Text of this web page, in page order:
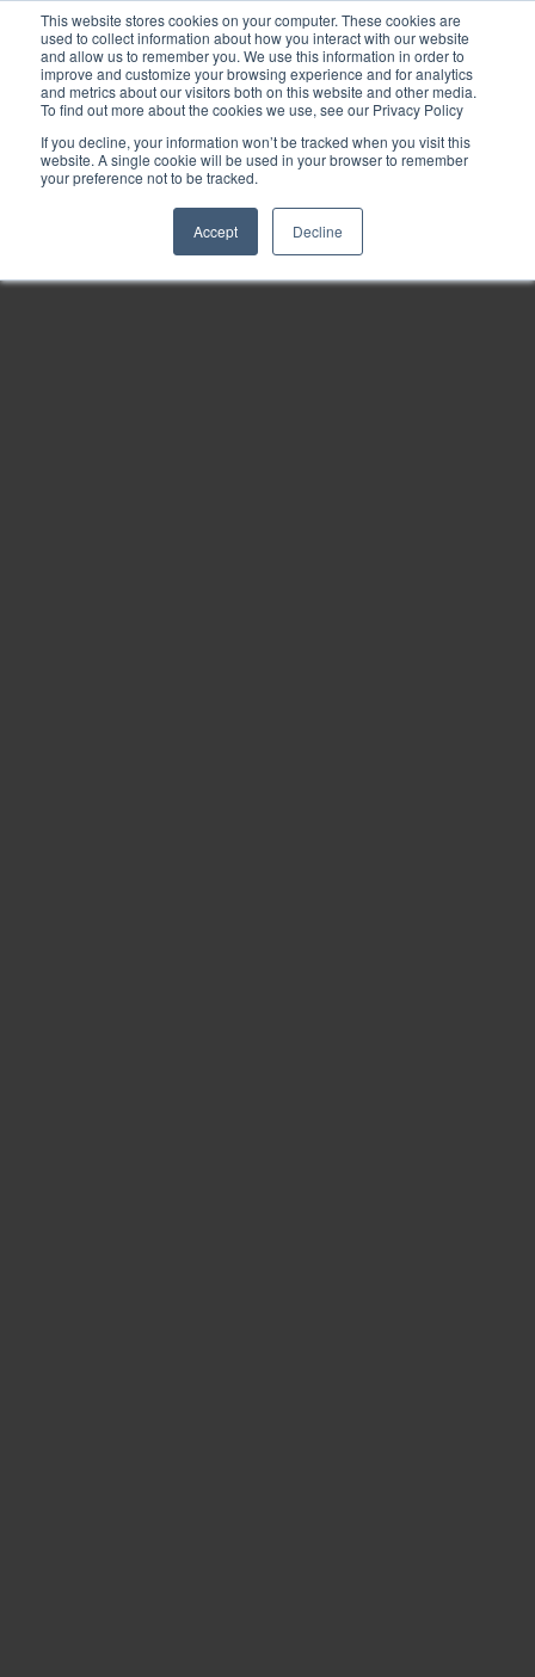
This website stores cookies on your computer. These cookies are
used to collect information about how you interact with our website
and allow us to remember you. We use this information in order to
improve and customize your browsing experience and for analytics
and metrics about our visitors both on this website and other media.
To find out more about the cookies we use, see our Privacy Policy
If you decline, your information won’t be tracked when you visit this
website. A single cookie will be used in your browser to remember
your preference not to be tracked.
Accept Decline